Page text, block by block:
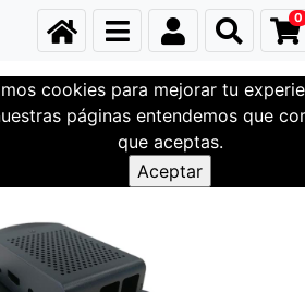
cookies para mejorar tu
páginas entendemos que
que aceptas.
0
Pi 4